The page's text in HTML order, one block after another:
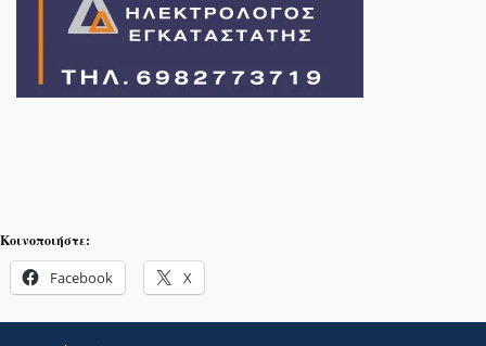
Κοινοποιήστε:
Facebook X